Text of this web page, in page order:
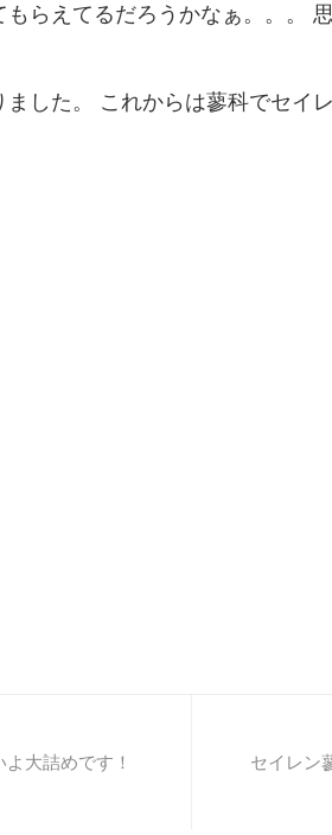
らえてるだろうかなぁ。。。
した。 これからは蓼科でセイ
大詰めです！ セイレン